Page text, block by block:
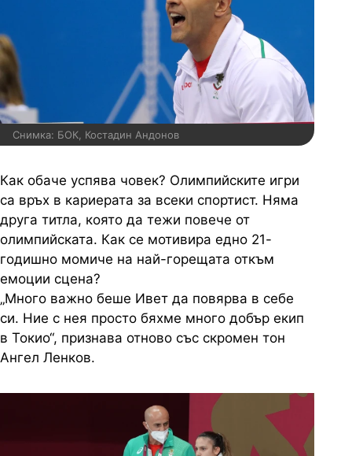
Снимка: БОК, Костадин Андонов
Как обаче успява човек? Олимпийските игри
са връх в кариерата за всеки спортист. Няма
друга титла, която да тежи повече от
олимпийската. Как се мотивира едно 21-
годишно момиче на най-горещата откъм
емоции сцена?
„Много важно беше Ивет да повярва в себе
си. Ние с нея просто бяхме много добър екип
в Токио“, признава отново със скромен тон
Ангел Ленков.